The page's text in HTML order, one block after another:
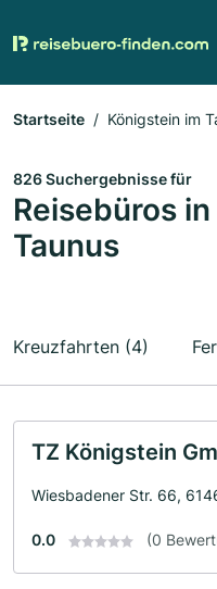
Startseite Königstein im
826 Suchergebnisse für
Reisebüros
Taunus
Kreuzfahrten (4)
TZ Königstein
Wiesbadener Str. 66,
0.0 (0